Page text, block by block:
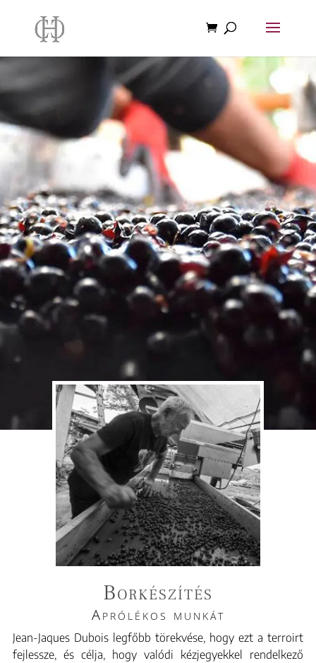
Borkészítés
Aprólékos munkát
Jean-Jaques Dubois legfőbb törekvése, hogy ezt a terroirt
fejlessze, és célja, hogy valódi kézjegyekkel rendelkező